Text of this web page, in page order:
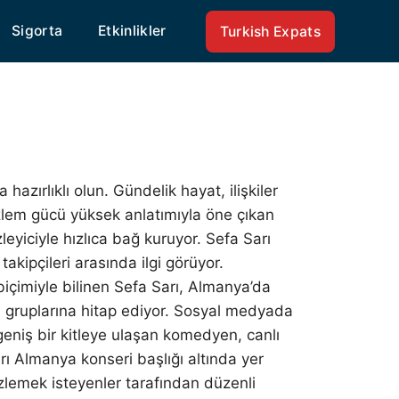
Sigorta Etkinlikler Turkish Expats
olun. Gündelik hayat, ilişkiler
gücü yüksek anlatımıyla öne çıkan
hızlıca bağ kuruyor. Sefa Sarı
arasında ilgi görüyor.
bilinen Sefa Sarı, Almanya’da
hitap ediyor. Sosyal medyada
bir kitleye ulaşan komedyen, canlı
konseri başlığı altında yer
isteyenler tarafından düzenli